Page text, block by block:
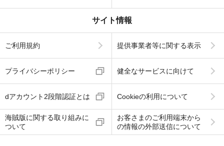
サイト情報
ご利用規約 提供事業者等に関する表示
プライバシーポリシー 健全なサービスに向けて
dアカウント2段階認証とは Cookieの利用について
海賊版に関する取り組みに
ついて
お客さまのご利用端末から
の情報の外部送信について